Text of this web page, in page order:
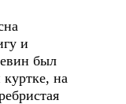
и
был
на